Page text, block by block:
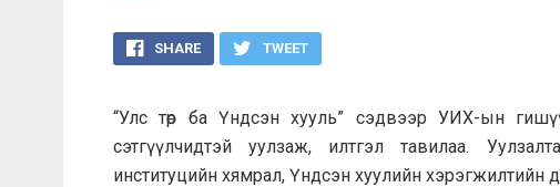
SHARE TWEET
“Улс төр ба Үндсэн хууль” сэдвээр УИХ-ын
сэтгүүлчидтэй уулзаж, илтгэл тавилаа.
институцийн хямрал, Үндсэн хуулийн хэрэгжилтийн